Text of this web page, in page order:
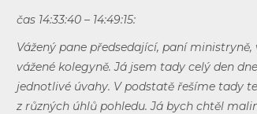
čas 14:33:40 – 14:49:15:
Vážený pane předsedající, paní ministryně,
vážené kolegyně. Já jsem tady celý den
jednotlivé úvahy. V podstatě řešíme tady
z různých úhlů pohledu. Já bych chtěl